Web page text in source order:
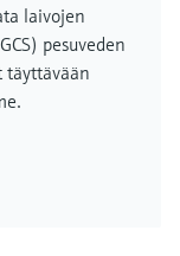
laivojen
pesuveden
täyttävään